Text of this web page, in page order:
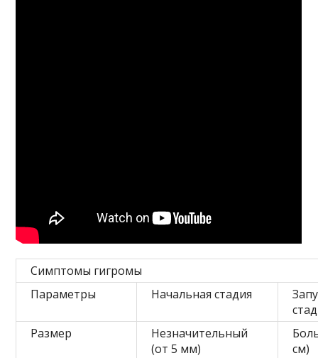
Симптомы гигромы
Параметры
Начальная стадия
Размер
Незначительный
(от 5 мм)
см)